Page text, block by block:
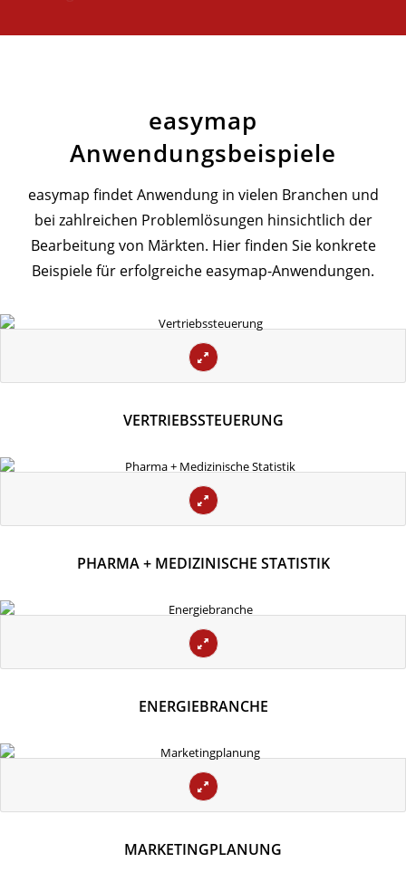
easymap
Anwendungsbeispiele
easymap findet Anwendung in vielen Branchen und
bei zahlreichen Problemlösungen hinsichtlich der
Bearbeitung von Märkten. Hier finden Sie konkrete
Beispiele für erfolgreiche easymap-Anwendungen.
VERTRIEBSSTEUERUNG
PHARMA + MEDIZINISCHE STATISTIK
ENERGIEBRANCHE
MARKETINGPLANUNG